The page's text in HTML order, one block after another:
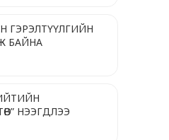
ГЭРЭЛТҮҮЛГИЙН
БАЙНА
НЭЭГДЛЭЭ